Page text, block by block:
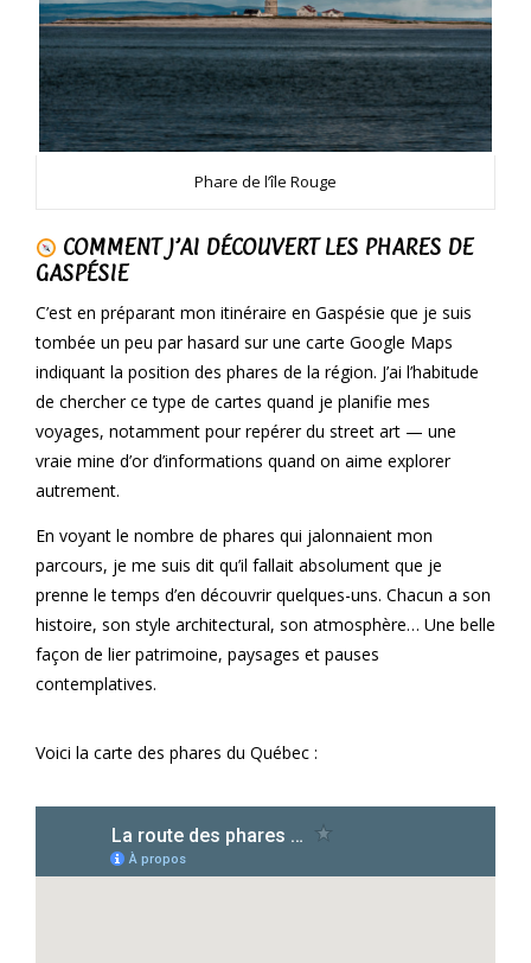
Phare de l’île Rouge
COMMENT J’AI DÉCOUVERT LES PHARES DE
GASPÉSIE
C’est en préparant mon itinéraire en Gaspésie que je suis
tombée un peu par hasard sur une carte Google Maps
indiquant la position des phares de la région. J’ai l’habitude
de chercher ce type de cartes quand je planifie mes
voyages, notamment pour repérer du street art — une
vraie mine d’or d’informations quand on aime explorer
autrement.
En voyant le nombre de phares qui jalonnaient mon
parcours, je me suis dit qu’il fallait absolument que je
prenne le temps d’en découvrir quelques-uns. Chacun a son
histoire, son style architectural, son atmosphère… Une belle
façon de lier patrimoine, paysages et pauses
contemplatives.
Voici la carte des phares du Québec :